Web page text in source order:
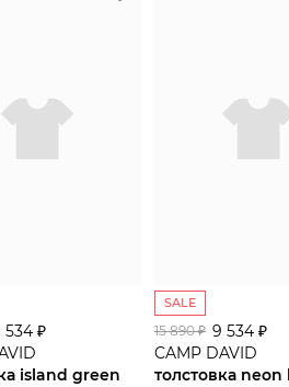
534 ₽
island green
SALE
15 890 ₽ 9 534 ₽
CAMP DAVID
толстовка neon